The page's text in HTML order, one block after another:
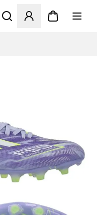
Ανοίγει ένα Modal για να